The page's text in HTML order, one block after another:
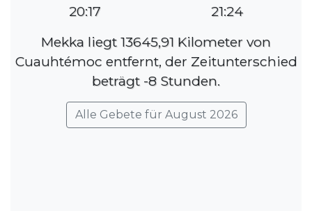
20:17
21:24
Mekka liegt 13645,91 Kilometer von
Cuauhtémoc entfernt, der Zeitunterschied
beträgt -8 Stunden.
Alle Gebete für August 2026